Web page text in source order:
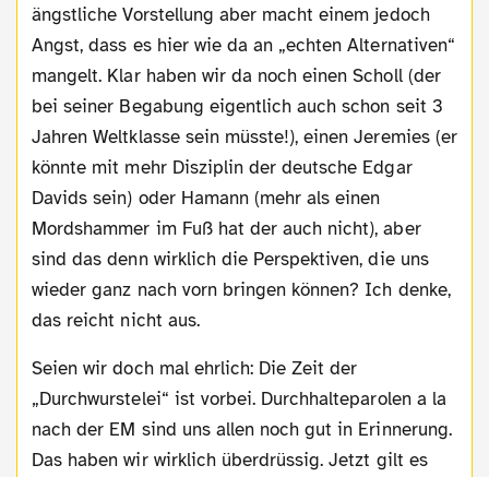
ängstliche Vorstellung aber macht einem jedoch
Angst, dass es hier wie da an „echten Alternativen“
mangelt. Klar haben wir da noch einen Scholl (der
bei seiner Begabung eigentlich auch schon seit 3
Jahren Weltklasse sein müsste!), einen Jeremies (er
könnte mit mehr Disziplin der deutsche Edgar
Davids sein) oder Hamann (mehr als einen
Mordshammer im Fuß hat der auch nicht), aber
sind das denn wirklich die Perspektiven, die uns
wieder ganz nach vorn bringen können? Ich denke,
das reicht nicht aus.
Seien wir doch mal ehrlich: Die Zeit der
„Durchwurstelei“ ist vorbei. Durchhalteparolen a la
nach der EM sind uns allen noch gut in Erinnerung.
Das haben wir wirklich überdrüssig. Jetzt gilt es